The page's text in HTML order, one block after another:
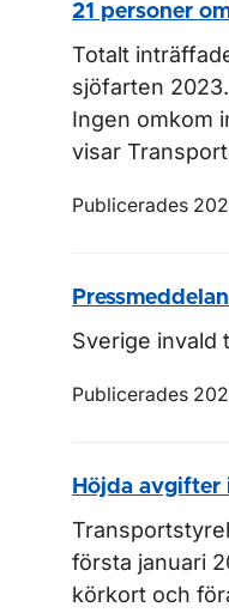
21 personer
Totalt
sjöfarten
Ingen omkom
visar
Publicerades
Sverige invald
Publicerades
Höjda
första januari
körkort och